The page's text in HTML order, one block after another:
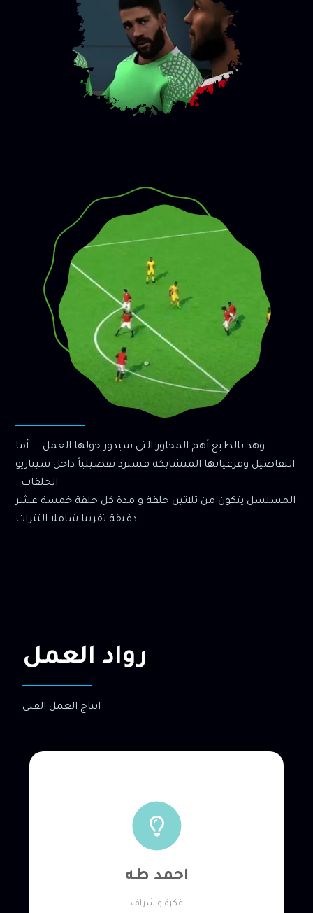
وهذ بالطبع أهم المحاور التى سيدور حولها العمل ... أما
التفاصيل وفرعياتها المتشابكة فسترد تفصيلياً داخل سيناريو
الحلقات .
المسلسل يتكون من ثلاثين حلقة و مدة كل حلقة خمسة عشر
دقيقة تقريبا شاملا التترات
رواد العمل
انتاج العمل الفنى
احمد طه
فكرة واشراف